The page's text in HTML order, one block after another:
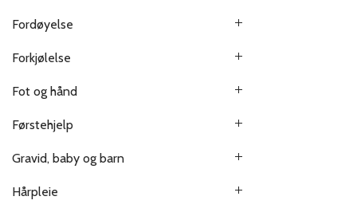
Fordøyelse
Forkjølelse
Fot og hånd
Førstehjelp
Gravid, baby og barn
Hårpleie